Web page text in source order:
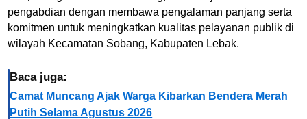
pengabdian dengan membawa pengalaman panjang serta
komitmen untuk meningkatkan kualitas pelayanan publik di
wilayah Kecamatan Sobang, Kabupaten Lebak.
Baca juga:
Camat Muncang Ajak Warga Kibarkan Bendera Merah
Putih Selama Agustus 2026